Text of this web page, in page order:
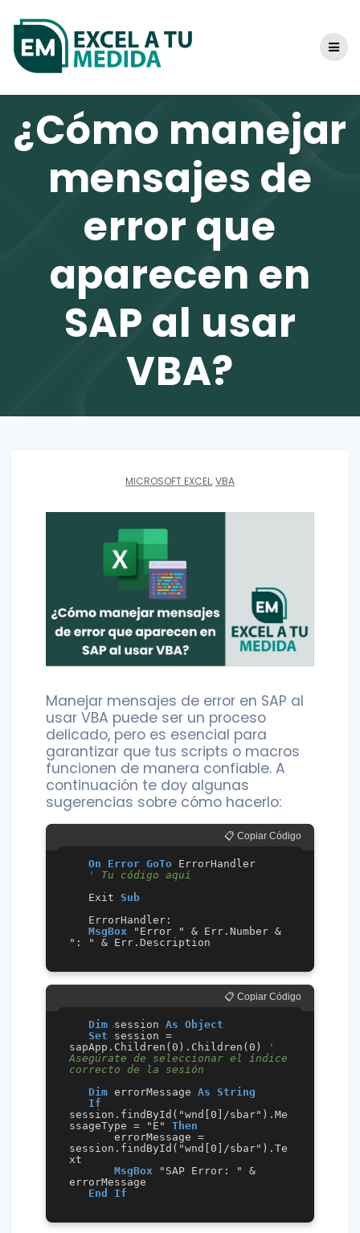
content
¿Cómo manejar
mensajes de
error que
aparecen en
SAP al usar
VBA?
MICROSOFT EXCEL,VBA
Manejar mensajes de error en SAP al
usar VBA puede ser un proceso
delicado, pero es esencial para
garantizar que tus scripts o macros
funcionen de manera confiable. A
continuación te doy algunas
sugerencias sobre cómo hacerlo:
📋 Copiar Código
On Error GoTo ErrorHandler
' Tu código aquí
   Exit
Sub
MsgBox "Error " & Err.Number &
📋 Copiar Código
Dim session As Object
Set session =
sapApp.Children(0).Children(0)
'
Asegúrate de seleccionar el índice
correcto de la sesión
Dim errorMessage As String
If
session.findById("wnd[0]/sbar").Me
ssageType = "E" Then
session.findById("wnd[0]/sbar").Te
xt
MsgBox "SAP Error: " &
errorMessage
End
If